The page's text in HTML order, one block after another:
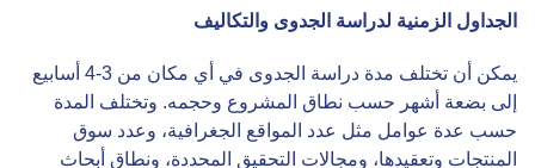
الجداول الزمنية لدراسة الجدوى والتكاليف
يمكن أن تختلف مدة دراسة الجدوى في أي مكان من 3-4 أسابيع
إلى بضعة أشهر حسب نطاق المشروع وحجمه. وتختلف المدة
حسب عدة عوامل مثل عدد المواقع الجغرافية، وعدد سوق
المنتجات وتعقيدها، ومجالات التحقيق المحددة، ونطاق أبحاث